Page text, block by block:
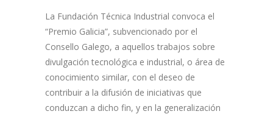
La Fundación Técnica Industrial convoca el
“Premio Galicia”, subvencionado por el
Consello Galego, a aquellos trabajos sobre
divulgación tecnológica e industrial, o área de
conocimiento similar, con el deseo de
contribuir a la difusión de iniciativas que
conduzcan a dicho fin, y en la generalización